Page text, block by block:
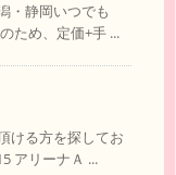
・静岡いつでも
ため、定価+手 ...
ける方を探してお
アリーナＡ ...